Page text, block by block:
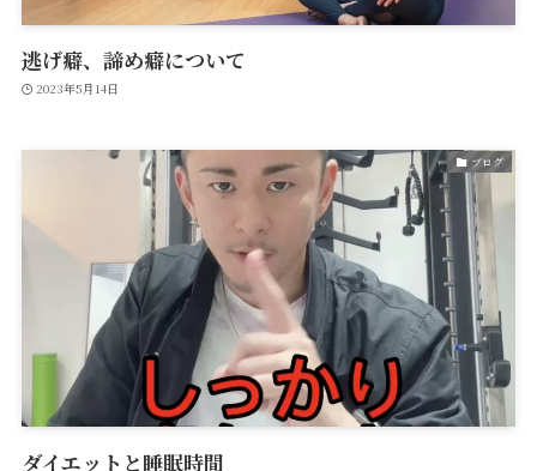
逃げ癖、諦め癖について
2023年5月14日
ブログ
ダイエットと睡眠時間